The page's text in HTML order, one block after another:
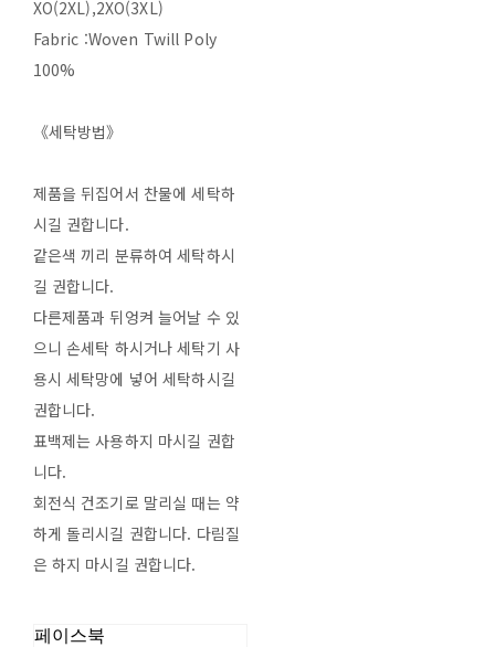
XO(2XL),2XO(3XL)
Fabric :Woven Twill Poly
100%
《세탁방법》
제품을 뒤집어서 찬물에 세탁하
시길 권합니다.
같은색 끼리 분류하여 세탁하시
길 권합니다.
다른제품과 뒤엉켜 늘어날 수 있
으니 손세탁 하시거나 세탁기 사
용시 세탁망에 넣어 세탁하시길
권합니다.
표백제는 사용하지 마시길 권합
니다.
회전식 건조기로 말리실 때는 약
하게 돌리시길 권합니다. 다림질
은 하지 마시길 권합니다.
페이스북